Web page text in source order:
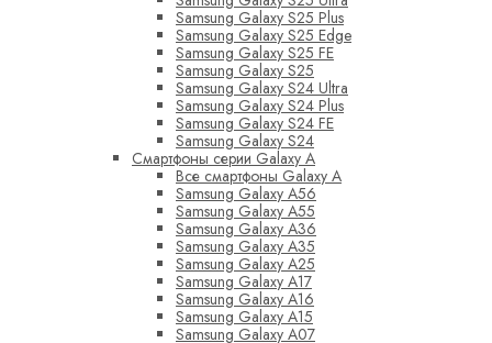
Samsung Galaxy S25 Plus
Samsung Galaxy S25 Edge
Samsung Galaxy S25 FE
Samsung Galaxy S25
Samsung Galaxy S24 Ultra
Samsung Galaxy S24 Plus
Samsung Galaxy S24 FE
Samsung Galaxy S24
Смартфоны серии Galaxy A
Все смартфоны Galaxy A
Samsung Galaxy A56
Samsung Galaxy A55
Samsung Galaxy A36
Samsung Galaxy A35
Samsung Galaxy A25
Samsung Galaxy A17
Samsung Galaxy A16
Samsung Galaxy A15
Samsung Galaxy A07